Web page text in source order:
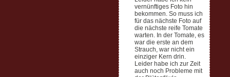
vernünftiges Foto hin
bekommen. So muss ich
für das nächste Foto auf
die nächste reife Tomate
warten. In der Tomate, es
war die erste an dem
Strauch, war nicht ein
einziger Kern drin.
Leider habe ich zur Zeit
auch noch Probleme mit